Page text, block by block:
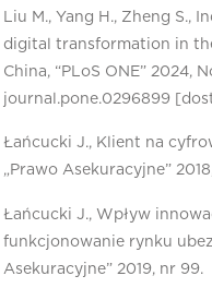
Liu M., Yang H., Zheng S.,
digital transformation in
China, “PLoS ONE” 2024,
journal.pone.0296899
Łańcucki J., Klient na
„Prawo Asekuracyjne”
Łańcucki J., Wpływ
funkcjonowanie rynku
Asekuracyjne” 2019, nr 99.